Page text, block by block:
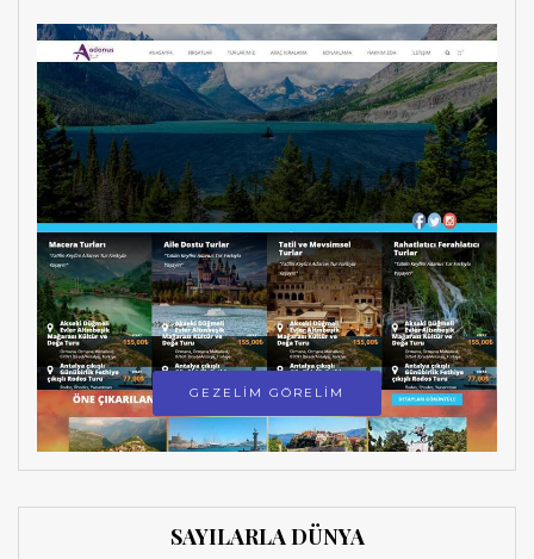
GEZELİM GÖRELİM
SAYILARLA DÜNYA